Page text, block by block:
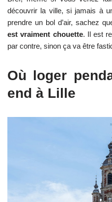
découvrir la ville, si jamais à
prendre un bol d’air, sachez
est vraiment chouette. Il est
par contre, sinon ça va être
Où loger
end à Lille